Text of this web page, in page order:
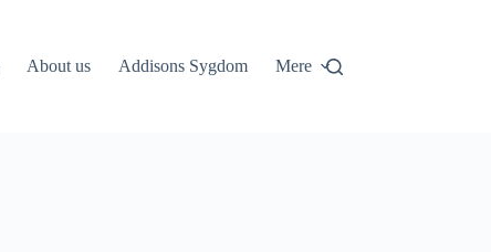
About us Addisons Sygdom Mere